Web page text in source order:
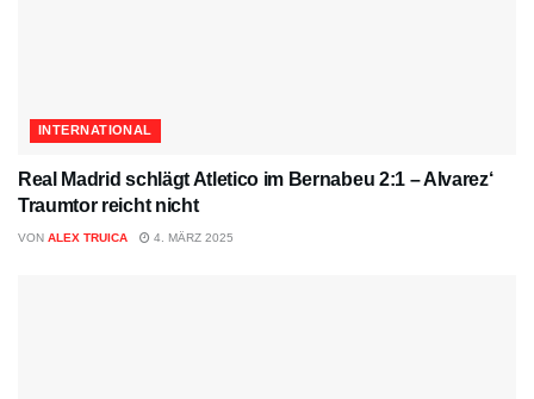
INTERNATIONAL
Real Madrid schlägt Atletico im Bernabeu 2:1 – Alvarez‘
Traumtor reicht nicht
VON ALEX TRUICA 4. MÄRZ 2025